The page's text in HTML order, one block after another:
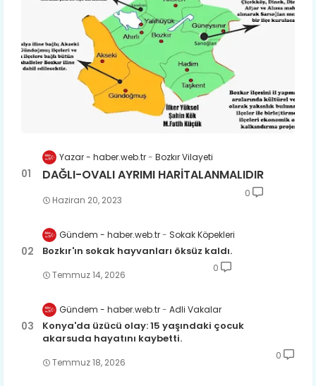
Yazar - haber.web.tr Bozkır Vilayeti
DAĞLI-OVALI AYRIMI HARİTALANMALIDIR
Haziran 20, 2023
0
Gündem - haber.web.tr Sokak Köpekleri
Bozkır'ın sokak hayvanları öksüz kaldı.
Temmuz 14, 2026
0
Gündem - haber.web.tr Adli Vakalar
Konya'da üzücü olay: 15 yaşındaki çocuk
akarsuda hayatını kaybetti.
Temmuz 18, 2026
0